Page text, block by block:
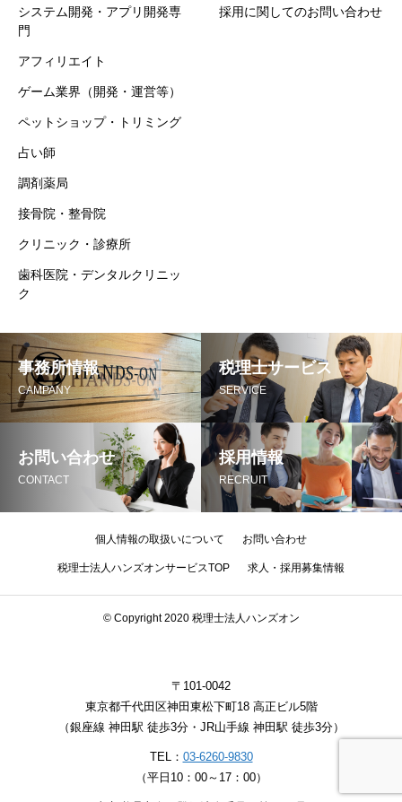
システム開発・アプリ開発専
門
アフィリエイト
ゲーム業界（開発・運営等）
ペットショップ・トリミング
占い師
調剤薬局
接骨院・整骨院
クリニック・診療所
歯科医院・デンタルクリニッ
ク
採用に関してのお問い合わせ
事務所情報
CAMPANY
税理士サービス
SERVICE
お問い合わせ
CONTACT
採用情報
RECRUIT
個人情報の取扱いについて お問い合わせ
税理士法人ハンズオンサービスTOP 求人・採用募集情報
© Copyright 2020 税理士法人ハンズオン
〒101-0042
東京都千代田区神田東松下町18 高正ビル5階
（銀座線 神田駅 徒歩3分・JR山手線 神田駅 徒歩3分）
TEL： 03-6260-9830
（平日10：00～17：00）